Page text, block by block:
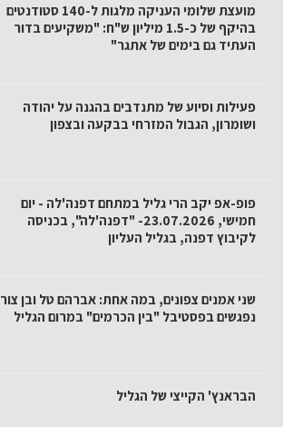
מועצת שלומי העניקה מלגות ל-140 סטודנטים
בהיקף של כ-1.5 מיליון ש"ח: "משקיעים בדור
העתיד גם בימים של אתגר"
פעילות וסיוע של מתנדבים בהגנה על יהודה
ושומרון, הגבול המזרחי בבקעה ובצפון
פופ-אפ יקב הרי גליל במתחם דפנה'לה - יום
חמישי, 23.07.2026- "דפנה'לה", בכניסה
לקיבוץ דפנה, בגליל העליון
שני אמנים צפונים, במה אחת: אברהם טל ובן צור
נפגשים בפסטיבל "בין הכרמים" במרום הגליל
הבראנץ' הקייצי של הגליל